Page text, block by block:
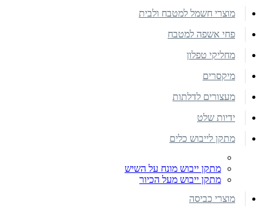
מוצרי חשמל למטבח ולבית
פחי אשפה למטבח
מחליקי טפלון
מיקסרים
מעצורים לדלתות
ידיות שלט
מתקן לייבוש כלים
מתקן ייבוש מונח על השיש
מתקן ייבוש מעל הכיור
מוצרי כביסה